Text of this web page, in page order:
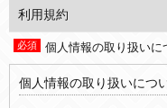
利用規約
個人情報の取り扱いに
個人情報の取り扱いにつ